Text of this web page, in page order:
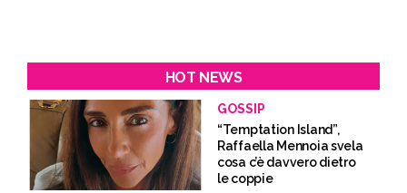
HOT NEWS
GOSSIP
“Temptation Island”,
Raffaella Mennoia svela
cosa c’è davvero dietro
le coppie